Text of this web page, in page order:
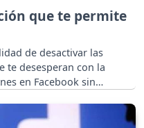
que te permite
de desactivar las
te desesperan con la
en Facebook sin